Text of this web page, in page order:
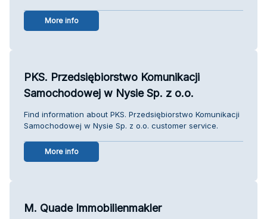
More info
PKS. Przedsiębiorstwo Komunikacji
Samochodowej w Nysie Sp. z o.o.
Find information about PKS. Przedsiębiorstwo Komunikacji
Samochodowej w Nysie Sp. z o.o. customer service.
More info
M. Quade Immobilienmakler